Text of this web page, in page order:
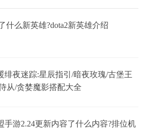
什么新英雄?dota2新英雄介绍
绯夜迷踪:星辰指引/暗夜玫瑰/古堡王
从/贪婪魔影搭配大全
手游2.24更新内容了什么内容?排位机